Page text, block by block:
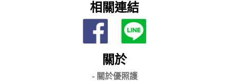
相關連結
關於
- 關於優照護